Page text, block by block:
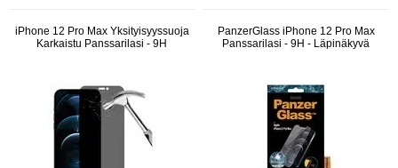
iPhone 12 Pro Max Yksityisyyssuoja
Karkaistu Panssarilasi - 9H
PanzerGlass iPhone 12 Pro Max
Panssarilasi - 9H - Läpinäkyvä